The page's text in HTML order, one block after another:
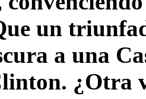
un
a una
¿Otra